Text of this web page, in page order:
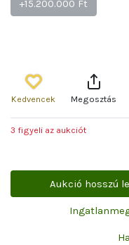
+15.200.000 Ft
Kedvencek Megosztás
3 figyeli az aukciót
Aukció hosszú